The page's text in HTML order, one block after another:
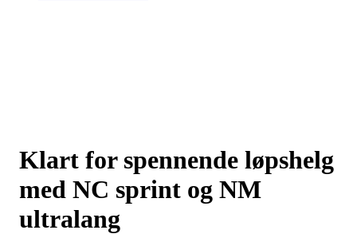
Klart for spennende løpshelg
med NC sprint og NM
ultralang